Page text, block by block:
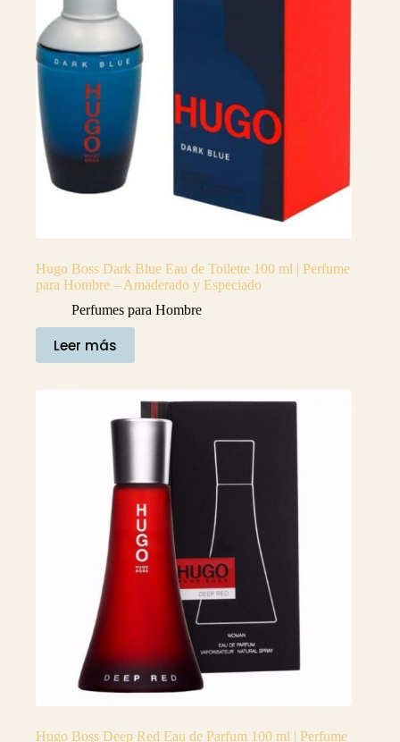
Hugo Boss Dark Blue Eau de Toilette 100 ml | Perfume
para Hombre – Amaderado y Especiado
Perfumes para Hombre
Leer más
Hugo Boss Deep Red Eau de Parfum 100 ml | Perfume